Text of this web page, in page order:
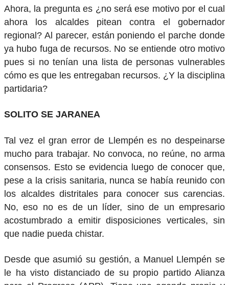
Ahora, la pregunta es ¿no será ese motivo por el cual
ahora los alcaldes pitean contra el gobernador
regional? Al parecer, están poniendo el parche donde
ya hubo fuga de recursos. No se entiende otro motivo
pues si no tenían una lista de personas vulnerables
cómo es que les entregaban recursos. ¿Y la disciplina
partidaria?
SOLITO SE JARANEA
Tal vez el gran error de Llempén es no despeinarse
mucho para trabajar. No convoca, no reúne, no arma
consensos. Esto se evidencia luego de conocer que,
pese a la crisis sanitaria, nunca se había reunido con
los alcaldes distritales para conocer sus carencias.
No, eso no es de un líder, sino de un empresario
acostumbrado a emitir disposiciones verticales, sin
que nadie pueda chistar.
Desde que asumió su gestión, a Manuel Llempén se
le ha visto distanciado de su propio partido Alianza